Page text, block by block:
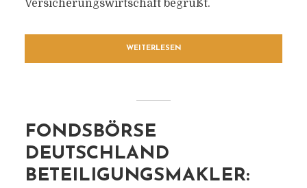
Versicherungswirtschaft begrüßt.
WEITERLESEN
FONDSBÖRSE
DEUTSCHLAND
BETEILIGUNGSMAKLER: